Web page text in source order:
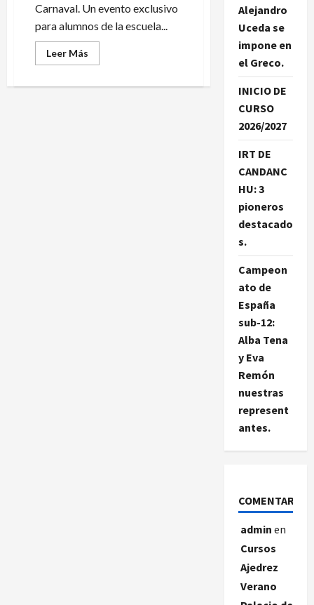
Carnaval. Un evento exclusivo
para alumnos de la escuela...
Leer Más
más
Alejandro
Uceda se
impone en
el Greco.
INICIO DE
CURSO
2026/2027
IRT DE
CANDANC
HU: 3
pioneros
destacado
s.
Campeon
ato de
España
sub-12:
Alba Tena
y Eva
Remón
nuestras
represent
antes.
COMENTARIOS
admin en
Cursos
Ajedrez
Verano